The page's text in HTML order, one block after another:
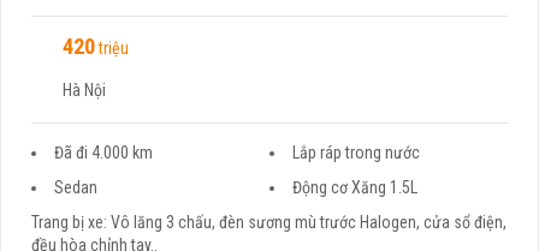
420triệu
Hà Nội
Đã đi 4.000 km
Lắp ráp trong nước
Sedan
Động cơ Xăng 1.5L
Trang bị xe: Vô lăng 3 chấu, đèn sương mù trước Halogen, cửa sổ điện,
đều hòa chỉnh tay..